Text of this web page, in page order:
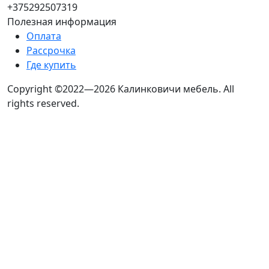
+375292507319
Полезная информация
Оплата
Рассрочка
Где купить
Copyright ©2022—2026 Калинковичи мебель. All
rights reserved.